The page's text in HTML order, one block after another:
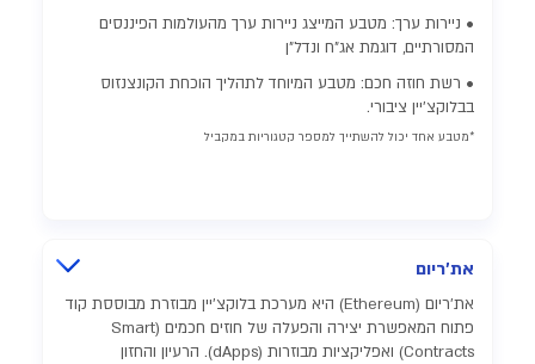
• ניירות ערך: מטבע המייצג ניירות ערך מהעולמות הפיננסים
המסורתיים, דוגמת אג"ח ונדל"ן
• רשת חוזה חכם: מטבע המיוחד לתהליך הוכחת הקונצנזוס
בבלוקצ'יין ציבורי.
*מטבע אחד יכול להשתייך למספר קטגוריות במקביל
את'ריום
את'ריום (Ethereum) היא מערכת בלוקצ'יין מבוזרת מבוססת קוד
פתוח המאפשרת יצירה והפעלה של חוזים חכמים (Smart
Contracts) ואפליקציות מבוזרות (dApps). הרעיון והחזון